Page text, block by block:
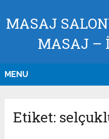
MASAJ
MASAJ –
MENU
Etiket: